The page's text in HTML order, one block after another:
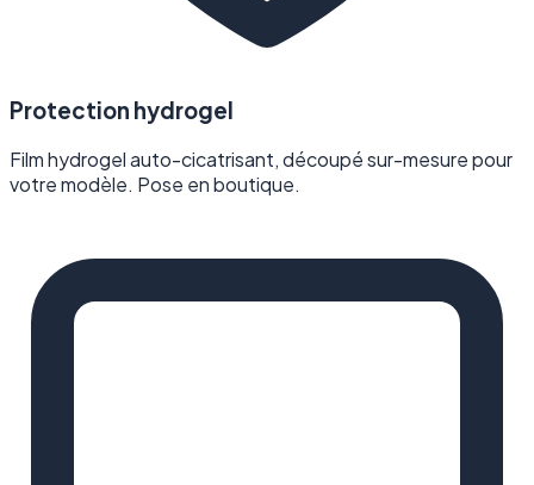
Protection hydrogel
Film hydrogel auto-cicatrisant, découpé sur-mesure pour
votre modèle. Pose en boutique.